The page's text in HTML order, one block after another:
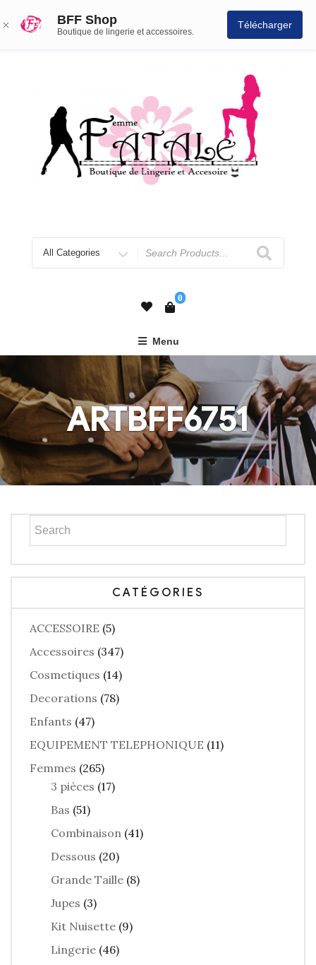
BFF Shop
Boutique de lingerie et accessoires.
Télécharger
0
Menu
ARTBFF6751
CATÉGORIES
ACCESSOIRE (5)
Accessoires (347)
Cosmetiques (14)
Decorations (78)
Enfants (47)
EQUIPEMENT TELEPHONIQUE (11)
Femmes (265)
3 pièces (17)
Bas (51)
Combinaison (41)
Dessous (20)
Grande Taille (8)
Jupes (3)
Kit Nuisette (9)
Lingerie (46)